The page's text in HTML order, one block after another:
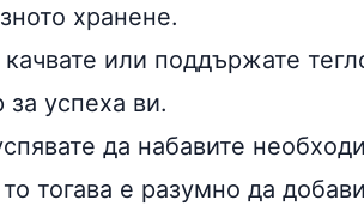
хранене.
или поддържате
успеха ви.
да набавите
тогава е разумно да